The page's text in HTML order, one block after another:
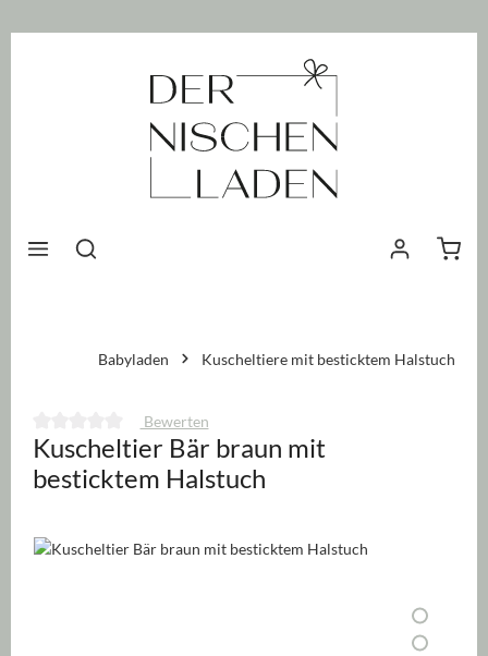
Babyladen Kuscheltiere mit besticktem Halstuch
Durchschnittliche Bewertung von 0 von 5 Sternen
Bewerten
Kuscheltier Bär braun mit
besticktem Halstuch
Bildergalerie überspringen